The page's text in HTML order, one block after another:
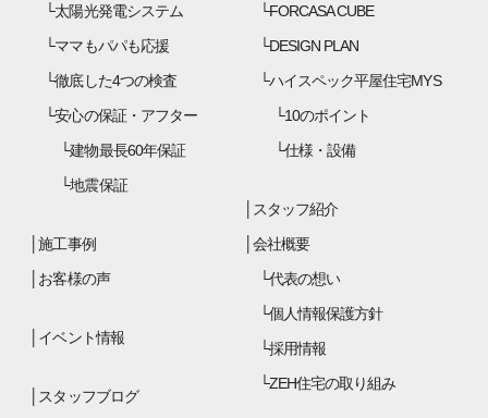
太陽光発電システム
ママもパパも応援
徹底した4つの検査
安心の保証・アフター
建物最長60年保証
地震保証
施工事例
お客様の声
イベント情報
スタッフブログ
FORCASA CUBE
DESIGN PLAN
ハイスペック平屋住宅MYS
10のポイント
仕様・設備
スタッフ紹介
会社概要
代表の想い
個人情報保護方針
採用情報
ZEH住宅の取り組み